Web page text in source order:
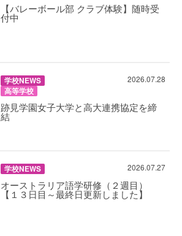
【バレーボール部 クラブ体験】随時受
付中
学校NEWS
高等学校
2026.07.28
跡見学園女子大学と高大連携協定を締
結
学校NEWS 2026.07.27
オーストラリア語学研修（２週目）
【１３日目～最終日更新しました】